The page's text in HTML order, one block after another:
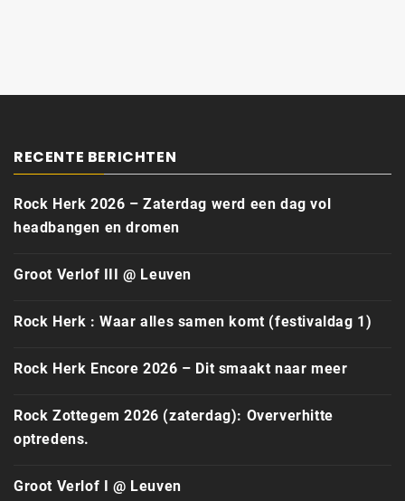
RECENTE BERICHTEN
Rock Herk 2026 – Zaterdag werd een dag vol
headbangen en dromen
Groot Verlof III @ Leuven
Rock Herk : Waar alles samen komt (festivaldag 1)
Rock Herk Encore 2026 – Dit smaakt naar meer
Rock Zottegem 2026 (zaterdag): Oververhitte
optredens.
Groot Verlof I @ Leuven